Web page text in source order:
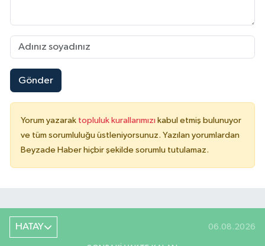
Gönder
Yorum yazarak topluluk kurallarımızı kabul etmiş bulunuyor
ve tüm sorumluluğu üstleniyorsunuz. Yazılan yorumlardan
Beyzade Haber hiçbir şekilde sorumlu tutulamaz.
HATAY 06.08.2026